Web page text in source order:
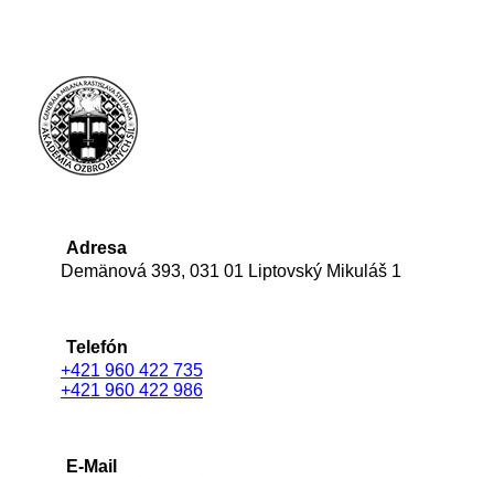
Adresa
Demänová 393, 031 01 Liptovský Mikuláš 1
Telefón
+421 960 422 735
+421 960 422 986
E-Mail